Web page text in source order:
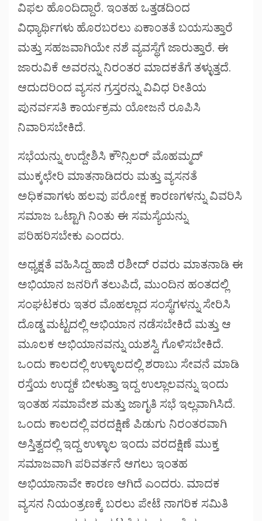
ವಿಫಲ ಹೊಂದಿದ್ದಾರೆ. ಇಂತಹ ಒತ್ತಡದಿಂದ
ವಿಧ್ಯಾರ್ಥಿಗಳು ಹೊರಬರಲು ಏಕಾಂತತೆ ಬಯಸುತ್ತಾರೆ
ಮತ್ತು ಸಹಜವಾಗಿಯೇ ನಶೆ ವ್ಯವಸ್ಥೆಗೆ ಜಾರುತ್ತಾರೆ. ಈ
ಜಾರುವಿಕೆ ಅವರನ್ನು ನಿರಂತರ ಮಾದಕತೆಗೆ ತಳ್ಳುತ್ತದೆ.
ಆದುದರಿಂದ ವ್ಯಸನ ಗ್ರಸ್ತರನ್ನು ವಿವಿಧ ರೀತಿಯ
ಪುನರ್ವಸತಿ ಕಾರ್ಯಕ್ರಮ ಯೋಜನೆ ರೂಪಿಸಿ
ನಿವಾರಿಸಬೇಕಿದೆ.
ಸಭೆಯನ್ನು ಉದ್ದೇಶಿಸಿ ಕೌನ್ಸಿಲರ್ ಮೊಹಮ್ಮದ್
ಮುಕ್ಕಛೇರಿ ಮಾತನಾಡಿದರು ಮತ್ತು ವ್ಯಸನತೆ
ಅಧಿಕವಾಗಳು ಹಲವು ಪರೋಕ್ಷ ಕಾರಣಗಳನ್ನು ವಿವರಿಸಿ
ಸಮಾಜ ಒಟ್ಟಾಗಿ ನಿಂತು ಈ ಸಮಸ್ಯೆಯನ್ನು
ಪರಿಹರಿಸಬೇಕು ಎಂದರು.
ಅಧ್ಯಕ್ಷತೆ ವಹಿಸಿದ್ದ ಹಾಜಿ ರಶೀದ್ ರವರು ಮಾತನಾಡಿ ಈ
ಅಭಿಯಾನ ಜನರಿಗೆ ತಲುಪಿದೆ, ಮುಂದಿನ ಹಂತದಲ್ಲಿ
ಸಂಘಟಕರು ಇತರ ಮೊಹಲ್ಲಾದ ಸಂಸ್ಥೆಗಳನ್ನು ಸೇರಿಸಿ
ದೊಡ್ಡ ಮಟ್ಟದಲ್ಲಿ ಅಭಿಯಾನ ನಡೆಸಬೇಕಿದೆ ಮತ್ತು ಆ
ಮೂಲಕ ಅಭಿಯಾನವನ್ನು ಯಶಸ್ವಿ ಗೊಳಿಸಬೇಕಿದೆ.
ಒಂದು ಕಾಲದಲ್ಲಿ ಉಳ್ಳಾಲದಲ್ಲಿ ಶರಾಬು ಸೇವನೆ ಮಾಡಿ
ರಸ್ತೆಯ ಉದ್ದಕೆ ಬೀಳುತ್ತಾ ಇದ್ದ ಉಲ್ಲಾಲವನ್ನು ಇಂದು
ಇಂತಹ ಸಮಾವೇಶ ಮತ್ತು ಜಾಗೃತಿ ಸಭೆ ಇಲ್ಲವಾಗಿಸಿದೆ.
ಒಂದು ಕಾಲದಲ್ಲಿ ವರದಕ್ಷಿಣೆ ಪಿಡುಗು ನಿರಂತರವಾಗಿ
ಅಸ್ತಿತ್ವದಲ್ಲಿ ಇದ್ದ ಉಳ್ಳಾಲ ಇಂದು ವರದಕ್ಷಿಣೆ ಮುಕ್ತ
ಸಮಾಜವಾಗಿ ಪರಿವರ್ತನೆ ಆಗಲು ಇಂತಹ
ಅಭಿಯಾನಾವೇ ಕಾರಣ ಆಗಿದೆ ಎಂದರು. ಮಾದಕ
ವ್ಯಸನ ನಿಯಂತ್ರಣಕ್ಕೆ ಬರಲು ಪೇಟೆ ನಾಗರಿಕ ಸಮಿತಿ